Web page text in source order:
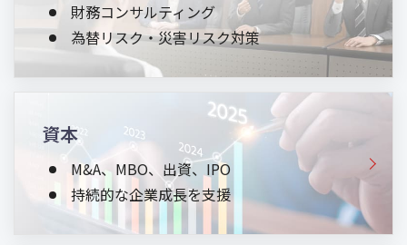
財務コンサルティング
為替リスク・災害リスク対策
資本
M&A、MBO、出資、IPO
持続的な企業成長を支援